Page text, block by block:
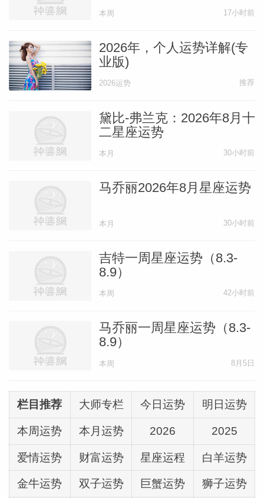
本周 17小时前
2026年，个人运势详解(专
业版)
2026运势 推荐
黛比-弗兰克：2026年8月十
二星座运势
本月 30小时前
马乔丽2026年8月星座运势
本月 30小时前
吉特一周星座运势（8.3-
8.9）
本周 42小时前
马乔丽一周星座运势（8.3-
8.9）
本周 8月5日
栏目推荐 大师专栏 今日运势 明日运势
本周运势 本月运势 2026 2025
爱情运势 财富运势 星座运程 白羊运势
金牛运势 双子运势 巨蟹运势 狮子运势